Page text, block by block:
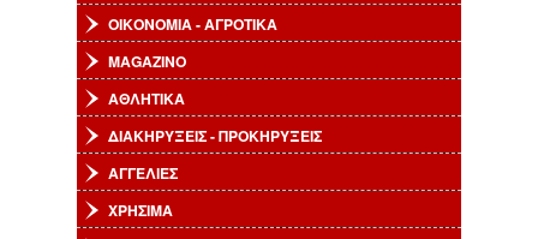
ΟΙΚΟΝΟΜΙΑ - ΑΓΡΟΤΙΚΑ
MAGAZINO
ΑΘΛΗΤΙΚΑ
ΔΙΑΚΗΡΥΞΕΙΣ - ΠΡΟΚΗΡΥΞΕΙΣ
ΑΓΓΕΛΙΕΣ
ΧΡΗΣΙΜΑ